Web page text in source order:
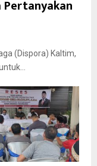
Pertanyakan
(Dispora) Kaltim,